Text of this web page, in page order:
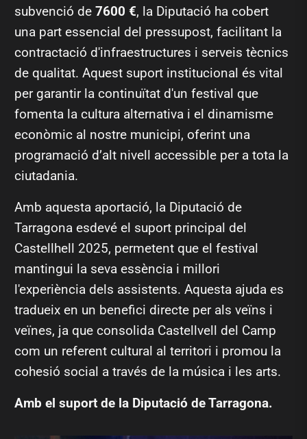
subvenció de 7600 €, la Diputació ha cobert
una part essencial del pressupost, facilitant la
contractació d'infraestructures i serveis tècnics
de qualitat. Aquest suport institucional és vital
per garantir la continuïtat d'un festival que
fomenta la cultura alternativa i el dinamisme
econòmic al nostre municipi, oferint una
programació d’alt nivell accessible per a tota la
ciutadania.
Amb aquesta aportació, la Diputació de
Tarragona esdevé el suport principal del
Castellhell 2025, permetent que el festival
mantingui la seva essència i millori
l'experiència dels assistents. Aquesta ajuda es
tradueix en un benefici directe per als veïns i
veïnes, ja que consolida Castellvell del Camp
com un referent cultural al territori i promou la
cohesió social a través de la música i les arts.
Amb el suport de la Diputació de Tarragona.